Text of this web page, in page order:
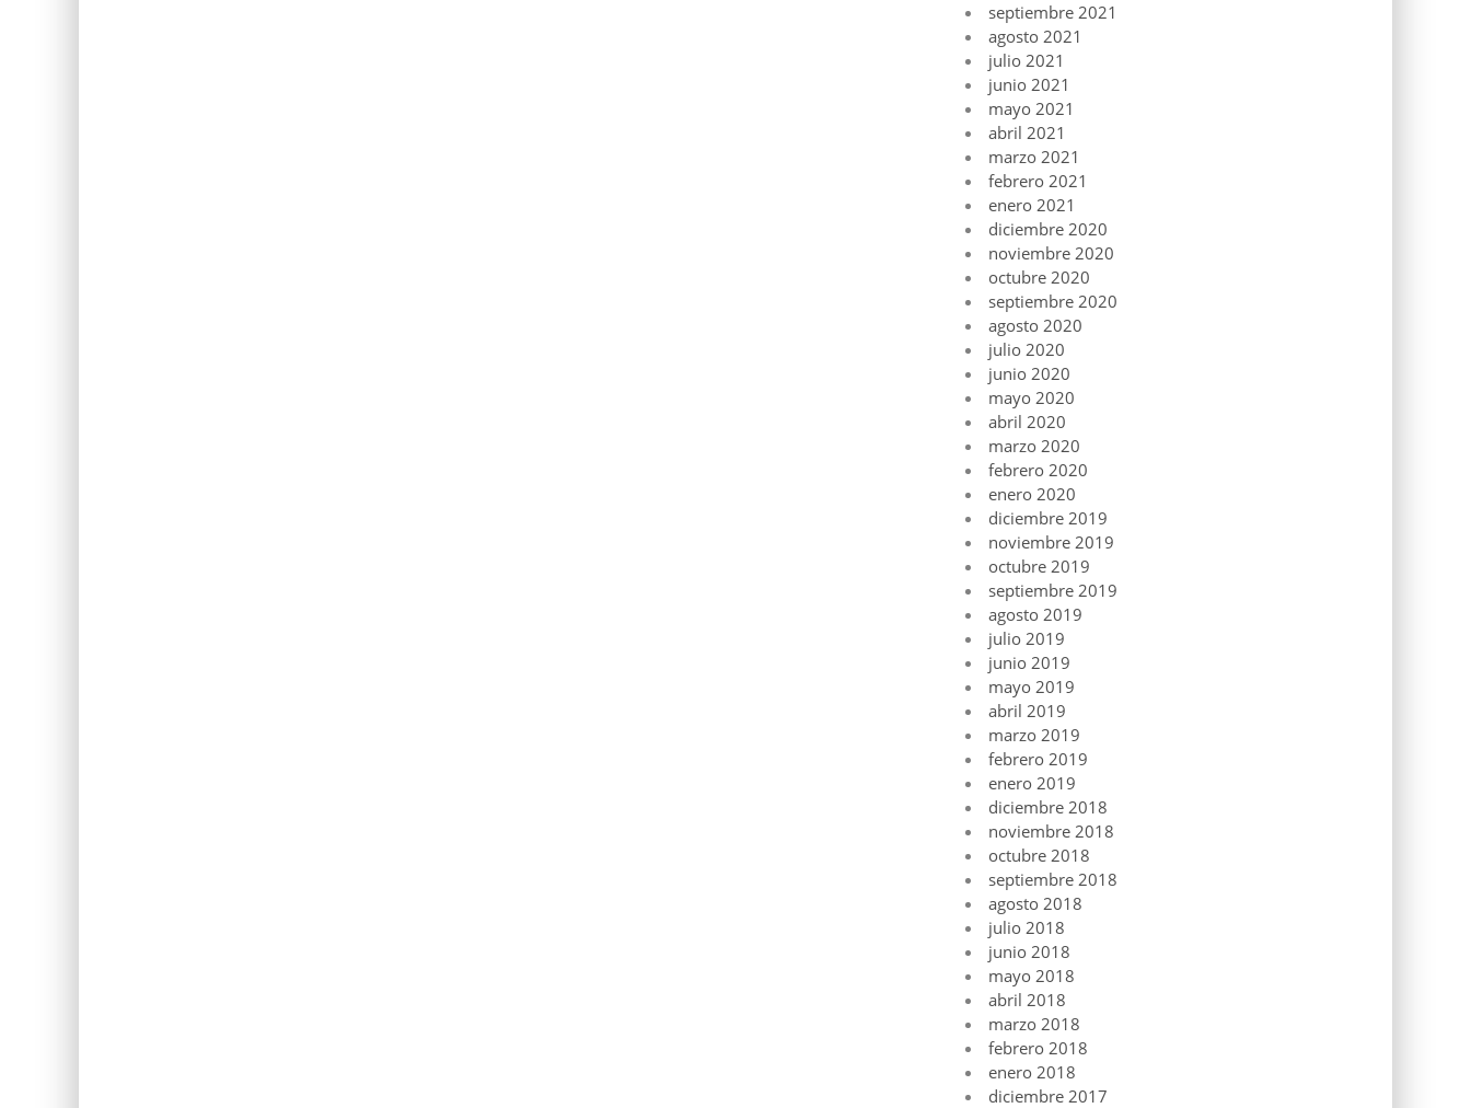
septiembre 2021
agosto 2021
julio 2021
junio 2021
mayo 2021
abril 2021
marzo 2021
febrero 2021
enero 2021
diciembre 2020
noviembre 2020
octubre 2020
septiembre 2020
agosto 2020
julio 2020
junio 2020
mayo 2020
abril 2020
marzo 2020
febrero 2020
enero 2020
diciembre 2019
noviembre 2019
octubre 2019
septiembre 2019
agosto 2019
julio 2019
junio 2019
mayo 2019
abril 2019
marzo 2019
febrero 2019
enero 2019
diciembre 2018
noviembre 2018
octubre 2018
septiembre 2018
agosto 2018
julio 2018
junio 2018
mayo 2018
abril 2018
marzo 2018
febrero 2018
enero 2018
diciembre 2017